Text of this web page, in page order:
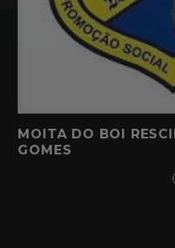
MOITA DO BOI
GOMES